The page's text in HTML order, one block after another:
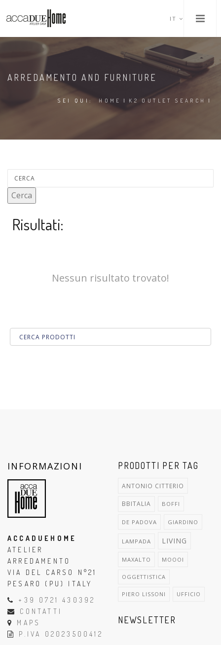
IT
ARREDAMENTO AND FURNITURE
SEI QUI:HOME | K2 OUTLET SEARCH |
Risultati:
Nessun risultato trovato!
INFORMAZIONI
ACCADUEHOME
ATELIER
ARREDAMENTO
VIA DEL CARSO N°21
PESARO (PU) ITALY
+39 0721 430392
CONTATTI
MAPS
P.IVA 02023500412
PRODOTTI PER TAG
ANTONIO CITTERIO
BBITALIA BOFFI
DE PADOVA GIARDINO
LAMPADA LIVING
MAXALTO MOOOI
OGGETTISTICA
PIERO LISSONI UFFICIO
NEWSLETTER